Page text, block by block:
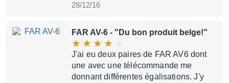
28/12/16
FAR AV-6 - "Du bon produit belge!"
J'ai eu deux paires de FAR AV6 dont
une avec une télécommande me
donnant différentes égalisations. J'y